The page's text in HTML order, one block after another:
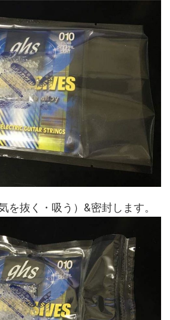
を抜く・吸う）&密封します。